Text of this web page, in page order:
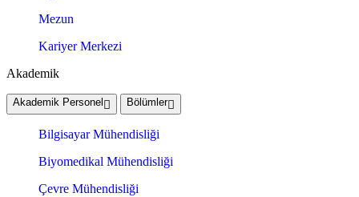
Mezun
Kariyer Merkezi
Akademik
Akademik Personel Bölümler
Bilgisayar Mühendisliği
Biyomedikal Mühendisliği
Çevre Mühendisliği